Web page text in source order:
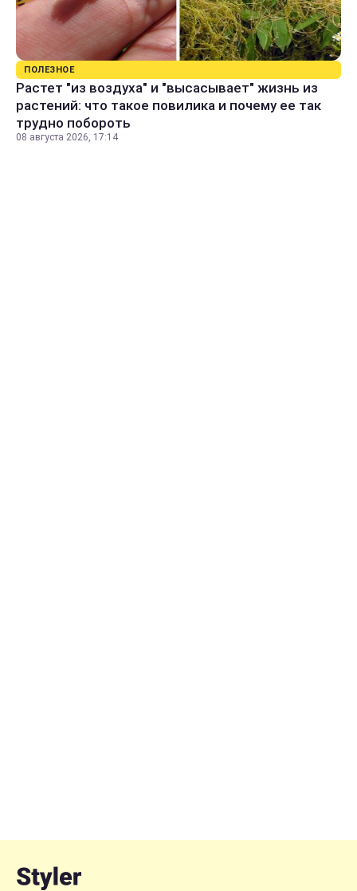
ПОЛЕЗНОЕ
Растет "из воздуха" и "высасывает" жизнь из
растений: что такое повилика и почему ее так
трудно побороть
08 августа 2026, 17:14